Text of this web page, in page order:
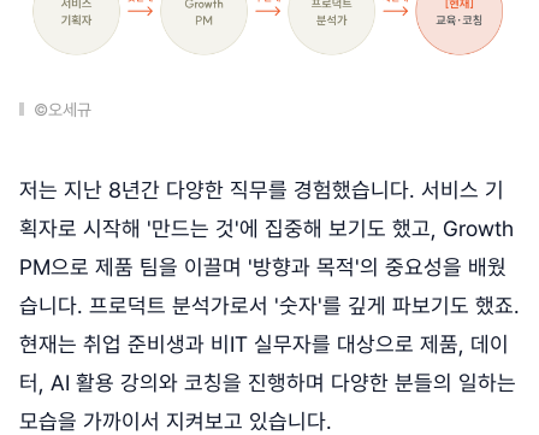
©오세규
저는 지난 8년간 다양한 직무를 경험했습니다. 서비스 기
획자로 시작해 '만드는 것'에 집중해 보기도 했고, Growth
PM으로 제품 팀을 이끌며 '방향과 목적'의 중요성을 배웠
습니다. 프로덕트 분석가로서 '숫자'를 깊게 파보기도 했죠.
현재는 취업 준비생과 비IT 실무자를 대상으로 제품, 데이
터, AI 활용 강의와 코칭을 진행하며 다양한 분들의 일하는
모습을 가까이서 지켜보고 있습니다.